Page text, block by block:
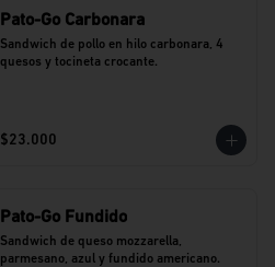
Pato-Go Carbonara
Sandwich de pollo en hilo carbonara, 4
quesos y tocineta crocante.
$23.000
Pato-Go Fundido
Sandwich de queso mozzarella,
parmesano, azul y fundido americano.